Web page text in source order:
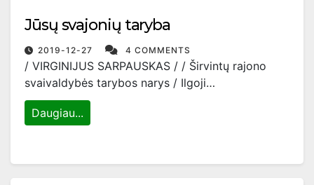
Jūsų svajonių taryba
2019-12-27 4 COMMENTS
/ VIRGINIJUS SARPAUSKAS / / Širvintų rajono
svaivaldybės tarybos narys / Ilgoji…
Daugiau...